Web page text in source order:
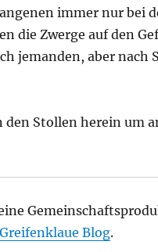
immer nur bei
die Zwerge auf den
jemanden, aber nach
Stollen herein um
Greifenklaue Blog.